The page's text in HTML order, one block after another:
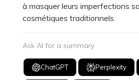
à masquer leurs imperfections
cosmétiques traditionnels.
Ask AI for a summary
ChatGPT Perplexity